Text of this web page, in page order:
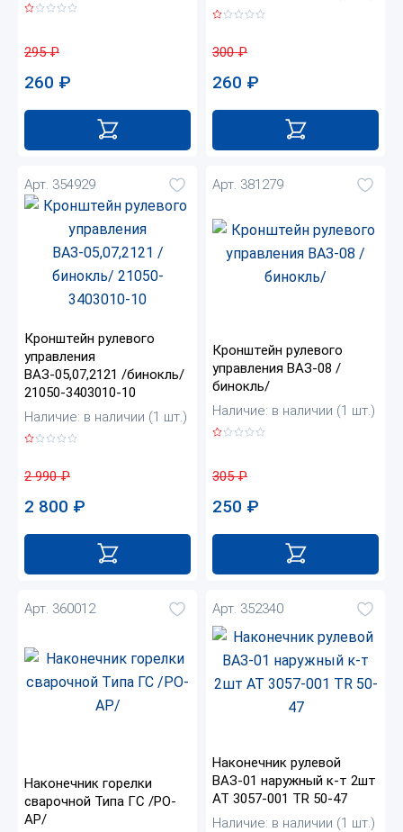
295₽
260 ₽
300₽
260 ₽
Арт. 354929
Кронштейн рулевого
управления
ВАЗ-05,07,2121 /бинокль/
21050-3403010-10
Наличие: в наличии (1 шт.)
2 990₽
2 800 ₽
Арт. 381279
Кронштейн рулевого
управления ВАЗ-08 /
бинокль/
Наличие: в наличии (1 шт.)
305₽
250 ₽
Арт. 360012
Наконечник горелки
сварочной Типа ГС /РО-
АР/
Арт. 352340
Наконечник рулевой
ВАЗ-01 наружный к-т 2шт
АТ 3057-001 TR 50-47
Наличие: в наличии (1 шт.)